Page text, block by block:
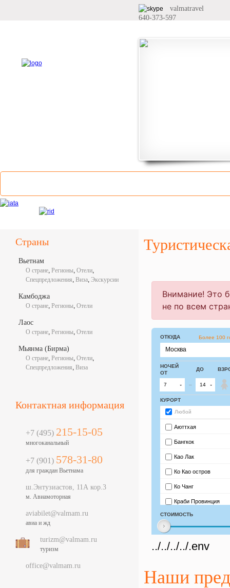
valmatravel
640-373-597
Страны
Вьетнам
О стране, Регионы, Отели,
Спецпредложения, Виза, Экскурсии
Камбоджа
О стране, Регионы, Отели
Лаос
О стране, Регионы, Отели
Мьянма (Бирма)
О стране, Регионы, Отели,
Спецпредложения, Виза
Контактная информация
+7 (495) 215-15-05
многоканальный
+7 (901) 578-31-80
для граждан Вьетнама
ш.Энтузиастов, 11А кор.3
м. Авиамоторная
aviabilet@valmam.ru
авиа и жд
turizm@valmam.ru
туризм
office@valmam.ru
../../../../.env
Наши